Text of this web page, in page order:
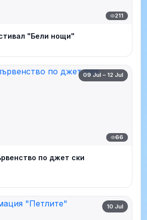
211
"Бели нощи"
09 Jul – 12 Jul
66
по джет ски
10 Jul